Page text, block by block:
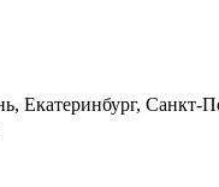
Екатеринбург,